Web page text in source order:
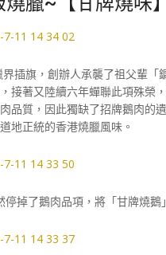
插旗，創辦人承襲了祖父輩「
接著又陸續六年蟬聯此項殊榮
品質，因此獨缺了招牌鵝肉的
地正統的香港燒臘風味。
掉了鵝肉品項，將「甘牌燒鵝